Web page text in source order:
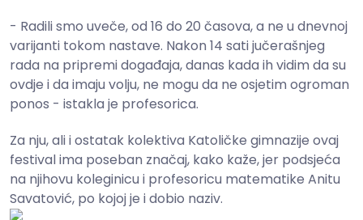
- Radili smo uveče, od 16 do 20 časova, a ne u dnevnoj
varijanti tokom nastave. Nakon 14 sati jučerašnjeg
rada na pripremi događaja, danas kada ih vidim da su
ovdje i da imaju volju, ne mogu da ne osjetim ogroman
ponos - istakla je profesorica.
Za nju, ali i ostatak kolektiva Katoličke gimnazije ovaj
festival ima poseban značaj, kako kaže, jer podsjeća
na njihovu koleginicu i profesoricu matematike Anitu
Savatović, po kojoj je i dobio naziv.